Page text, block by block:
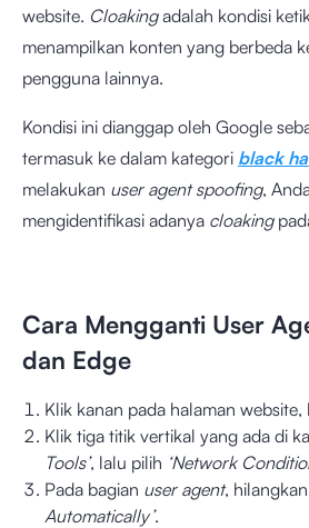
website. Cloakingadalah kondisi
menampilkan konten yang berbeda
pengguna lainnya.
Kondisi ini dianggap oleh Google
termasuk ke dalam kategori black
melakukan user agent spoofing,
mengidentifikasi adanya cloaking
Cara Mengganti User
dan Edge
Klik kanan pada halaman website,
Klik tiga titik vertikal yang ada di
Tools’, lalu pilih ‘Network
Pada bagian user agent, hilangkan
Automatically’.